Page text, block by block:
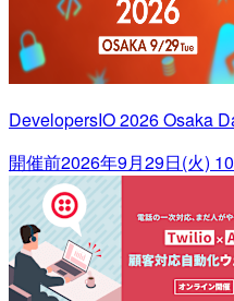
DevelopersIO 2026 Osaka
開催前2026年9月29日(火)